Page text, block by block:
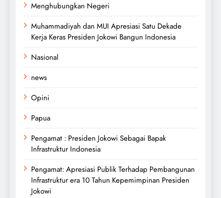
Menghubungkan Negeri
Muhammadiyah dan MUI Apresiasi Satu Dekade
Kerja Keras Presiden Jokowi Bangun Indonesia
Nasional
news
Opini
Papua
Pengamat : Presiden Jokowi Sebagai Bapak
Infrastruktur Indonesia
Pengamat: Apresiasi Publik Terhadap Pembangunan
Infrastruktur era 10 Tahun Kepemimpinan Presiden
Jokowi